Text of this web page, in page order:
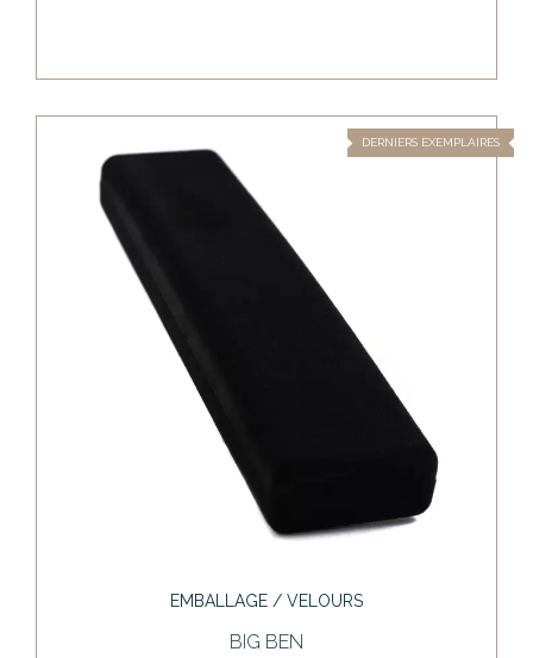
DERNIERS EXEMPLAIRES
EMBALLAGE / VELOURS
BIG BEN